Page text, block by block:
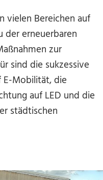
vielen Bereichen auf
der erneuerbaren
zur
sind die sukzessive
E-Mobilität, die
auf LED und die
städtischen